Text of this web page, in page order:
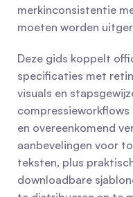
merkinconsistentie
moeten worden
Deze gids koppelt
specificaties met
visuals en
en overeenkomend
aanbevelingen voor
teksten, plus
downloadbare